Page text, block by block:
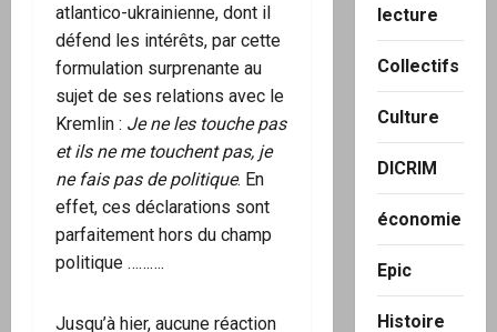
atlantico-ukrainienne, dont il
défend les intérêts, par cette
formulation surprenante au
sujet de ses relations avec le
Kremlin : Je ne les touche pas
et ils ne me touchent pas, je
ne fais pas de politique. En
effet, ces déclarations sont
parfaitement hors du champ
politique ……….
Jusqu’à hier, aucune réaction
lecture
Collectifs
Culture
DICRIM
économie
Epic
Histoire